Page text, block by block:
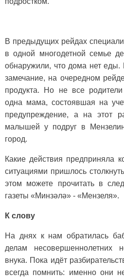
В предыдущих рейдах
в одной многодетной семье
обнаружили, что дома нет еды.
замечание, на очередном
продукта. Но не все
одна мама, состоявшая на
предупреждение, а на этот
малышей у подруг в
город.
Какие действия предприняла
ситуациями пришлось
этом можете прочитать в
газеты «Минзәлә» - «Мензеля».
К слову
На днях к нам обратилась
делам несовершеннолетних
внука. Пока идёт
всегда помнить: именно они